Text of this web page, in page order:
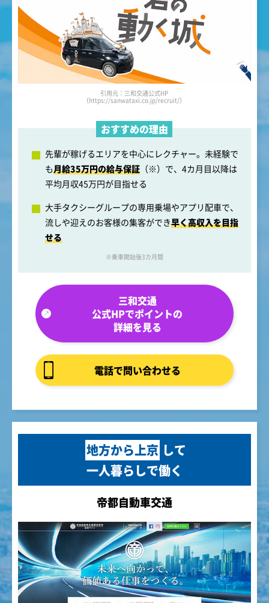
引用元：三和交通公式HP
（https://sanwataxi.co.jp/recruit/）
おすすめの理由
先輩が稼げるエリアを中心にレクチャー。未経験で
も月給35万円の給与保証（※）で、4カ月目以降は
平均月収45万円が目指せる
大手タクシーグループの専用乗場やアプリ配車で、
流しや迎えのお客様の集客ができ早く高収入を目指
せる
※乗車開始後3カ月間
三和交通
公式HPでポイントの
詳細を見る
電話で問い合わせる
地方から上京 して
一人暮らしで働く
帝都自動車交通